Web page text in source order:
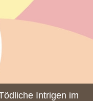
Intrigen im